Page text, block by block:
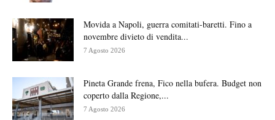
Movida a Napoli, guerra comitati-baretti. Fino a
novembre divieto di vendita...
7 Agosto 2026
Pineta Grande frena, Fico nella bufera. Budget non
coperto dalla Regione,...
7 Agosto 2026